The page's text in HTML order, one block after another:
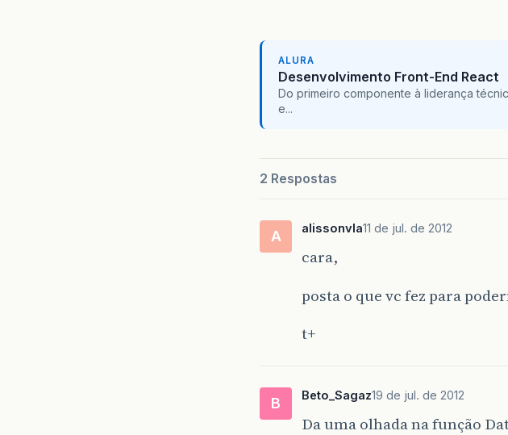
ALURA
Desenvolvimento Front-End React
Do primeiro componente à liderança
e...
2 Respostas
A alissonvla11 de jul. de 2012
cara,
posta o que vc fez para
t+
B Beto_Sagaz19 de jul. de 2012
Da uma olhada na função